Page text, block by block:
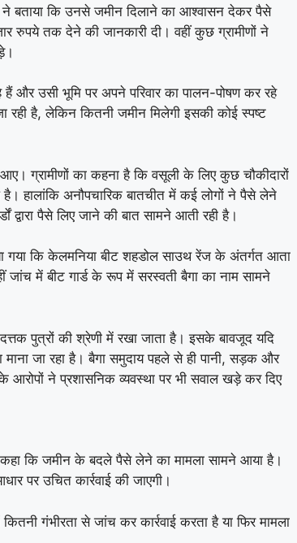
ने बताया कि उनसे जमीन दिलाने का आश्वासन देकर पैसे
रुपये तक देने की जानकारी दी। वहीं कुछ ग्रामीणों ने
और उसी भूमि पर अपने परिवार का पालन-पोषण कर रहे
रही है, लेकिन कितनी जमीन मिलेगी इसकी कोई स्पष्ट
ग्रामीणों का कहना है कि वसूली के लिए कुछ चौकीदारों
हालांकि अनौपचारिक बातचीत में कई लोगों ने पैसे लेने
द्वारा पैसे लिए जाने की बात सामने आती रही है।
गया कि केलमनिया बीट शहडोल साउथ रेंज के अंतर्गत आता
में बीट गार्ड के रूप में सरस्वती बैगा का नाम सामने
पुत्रों की श्रेणी में रखा जाता है। इसके बावजूद यदि
जा रहा है। बैगा समुदाय पहले से ही पानी, सड़क और
ने प्रशासनिक व्यवस्था पर भी सवाल खड़े कर दिए
कहा कि जमीन के बदले पैसे लेने का मामला सामने आया है।
पर उचित कार्रवाई की जाएगी।
गंभीरता से जांच कर कार्रवाई करता है या फिर मामला